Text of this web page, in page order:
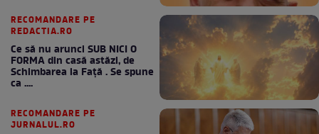
RECOMANDARE PE
REDACTIA.RO
Ce să nu arunci SUB NICI O
FORMA din casă astăzi, de
Schimbarea la Față . Se spune
ca ....
RECOMANDARE PE
JURNALUL.RO